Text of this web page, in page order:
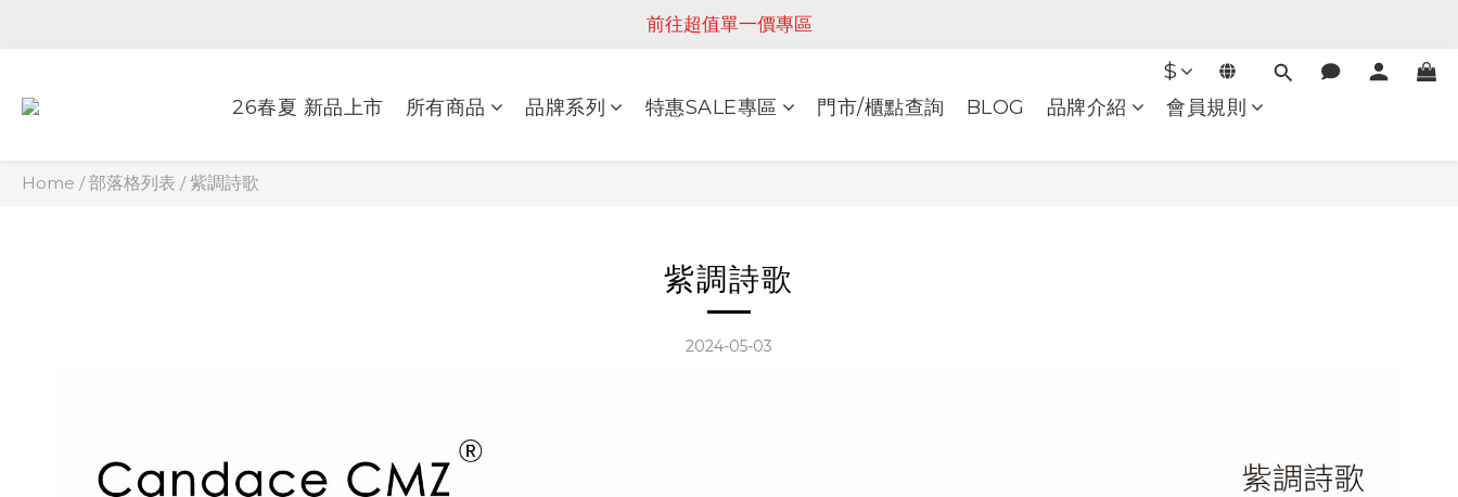
前往超值單一價專區
$
26春夏 新品上市
所有商品 品牌系列 特惠SALE專區 門市/櫃點查詢 BLOG 品牌介紹 會員規則
Home /部落格列表 /紫調詩歌
紫調詩歌
2024-05-03